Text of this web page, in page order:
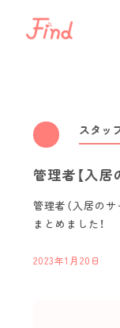
通いのサービス
最新情報
スタッフイン
スタッ
管理者【入居
管理者（入居のサ
まとめました！
2023年1月20日